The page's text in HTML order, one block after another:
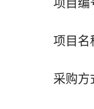
项目编
项目名
采购方